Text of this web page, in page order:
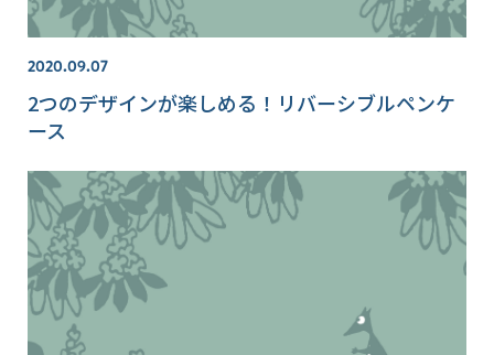
2020.09.07
2つのデザインが楽しめる！リバーシブルペンケ
ース